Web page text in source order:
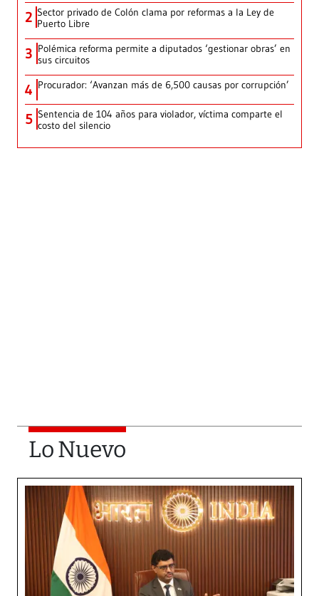
2 Sector privado de Colón clama por reformas a la Ley de
Puerto Libre
3 Polémica reforma permite a diputados ‘gestionar obras’ en
sus circuitos
4 Procurador: ‘Avanzan más de 6,500 causas por corrupción’
5 Sentencia de 104 años para violador, víctima comparte el
costo del silencio
Lo Nuevo